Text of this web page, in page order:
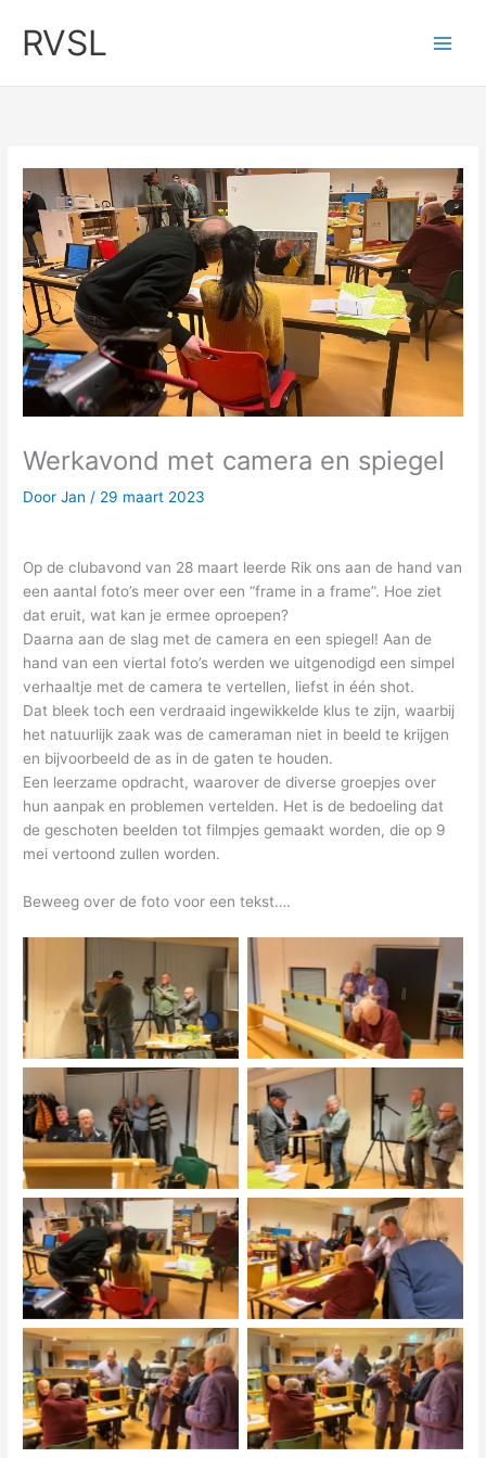
naar
inhoud
RVSL
Werkavond met camera en spiegel
DoorJan / 29 maart 2023
Op de clubavond van 28 maart leerde Rik ons aan de hand van
een aantal foto’s meer over een “frame in a frame”. Hoe ziet
dat eruit, wat kan je ermee oproepen?
Daarna aan de slag met de camera en een spiegel! Aan de
hand van een viertal foto’s werden we uitgenodigd een simpel
verhaaltje met de camera te vertellen, liefst in één shot.
Dat bleek toch een verdraaid ingewikkelde klus te zijn, waarbij
het natuurlijk zaak was de cameraman niet in beeld te krijgen
en bijvoorbeeld de as in de gaten te houden.
Een leerzame opdracht, waarover de diverse groepjes over
hun aanpak en problemen vertelden. Het is de bedoeling dat
de geschoten beelden tot filmpjes gemaakt worden, die op 9
mei vertoond zullen worden.
Beweeg over de foto voor een tekst….
Alles gereed maken…
Ik schrik wanneer ik in de
spiegel kijk…
Let op: niet de camera in
beeld…!
We volgen wel het script ,
toch?
Speigeltje, spiegeltje…
Is de spiegel te klein,
Arturo?
Jongens, we kunnen
draaien…!
Zit er wel een SD kaartje
in..?